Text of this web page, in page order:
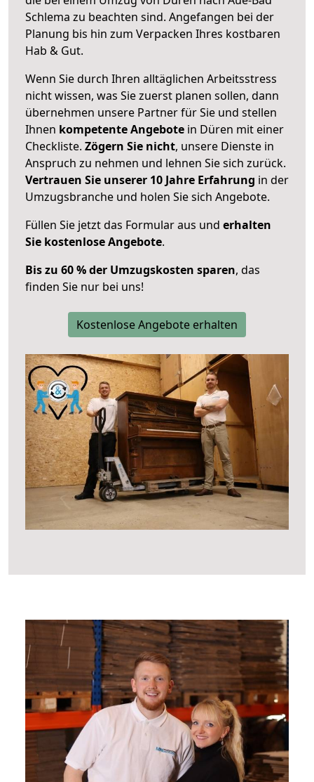
Schlema zu beachten sind. Angefangen bei der
Planung bis hin zum Verpacken Ihres kostbaren
Hab & Gut.
Wenn Sie durch Ihren alltäglichen Arbeitsstress
nicht wissen, was Sie zuerst planen sollen, dann
übernehmen unsere Partner für Sie und stellen
Ihnen kompetente Angebote in Düren mit einer
Checkliste. Zögern Sie nicht, unsere Dienste in
Anspruch zu nehmen und lehnen Sie sich zurück.
Vertrauen Sie unserer 10 Jahre Erfahrung in der
Umzugsbranche und holen Sie sich Angebote.
Füllen Sie jetzt das Formular aus und erhalten
Sie kostenlose Angebote.
Bis zu 60 % der Umzugskosten sparen, das
finden Sie nur bei uns!
Kostenlose Angebote erhalten